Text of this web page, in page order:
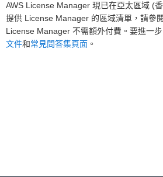
AWS License Manager 現已在亞太區域 (
提供 License Manager 的區域清單，請參閱
License Manager 不需額外付費。要進一
文件和常見問答集頁面 。